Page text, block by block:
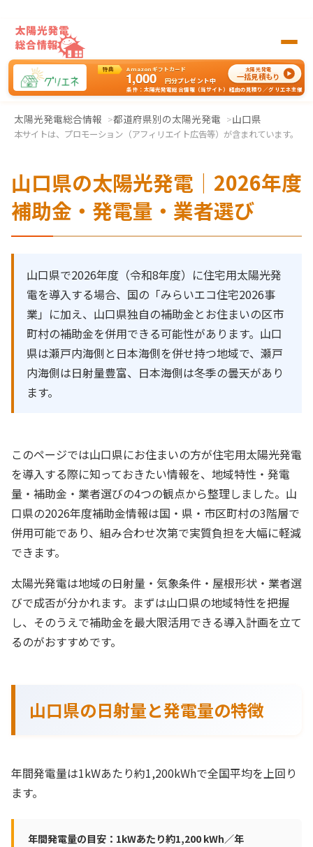
特典 Amazonギフトカード
1,000 円分プレゼント中
条件：太陽光発電総合情報（当サイト）経由の見積り／グリエネ主催
太陽光発電
一括見積もり
太陽光発電総合情報 都道府県別の太陽光発電 山口県
本サイトは、プロモーション（アフィリエイト広告等）が含まれています。
山口県の太陽光発電｜2026年度
補助金・発電量・業者選び
山口県で2026年度（令和8年度）に住宅用太陽光発
電を導入する場合、国の「みらいエコ住宅2026事
業」に加え、山口県独自の補助金とお住まいの区市
町村の補助金を併用できる可能性があります。山口
県は瀬戸内海側と日本海側を併せ持つ地域で、瀬戸
内海側は日射量豊富、日本海側は冬季の曇天があり
ます。
このページでは山口県にお住まいの方が住宅用太陽光発電
を導入する際に知っておきたい情報を、地域特性・発電
量・補助金・業者選びの4つの観点から整理しました。山
口県の2026年度補助金情報は国・県・市区町村の3階層で
併用可能であり、組み合わせ次第で実質負担を大幅に軽減
できます。
太陽光発電は地域の日射量・気象条件・屋根形状・業者選
びで成否が分かれます。まずは山口県の地域特性を把握
し、そのうえで補助金を最大限活用できる導入計画を立て
るのがおすすめです。
山口県の日射量と発電量の特徴
年間発電量は1kWあたり約1,200kWhで全国平均を上回り
ます。
年間発電量の目安：1kWあたり約1,200 kWh／年